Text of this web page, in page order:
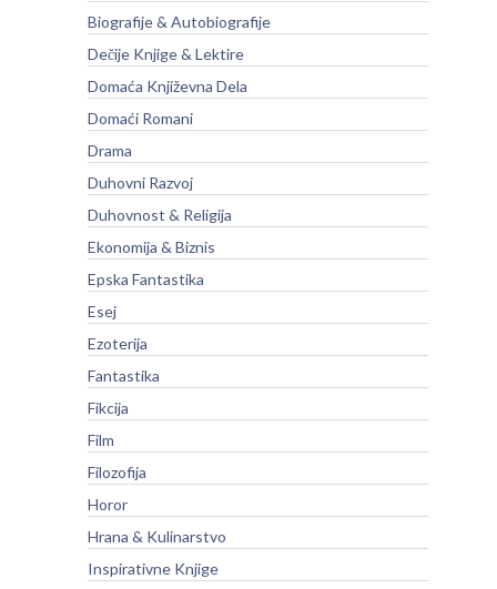
Biografije & Autobiografije
Dečije Knjige & Lektire
Domaća Književna Dela
Domaći Romani
Drama
Duhovni Razvoj
Duhovnost & Religija
Ekonomija & Biznis
Epska Fantastika
Esej
Ezoterija
Fantastika
Fikcija
Film
Filozofija
Horor
Hrana & Kulinarstvo
Inspirativne Knjige